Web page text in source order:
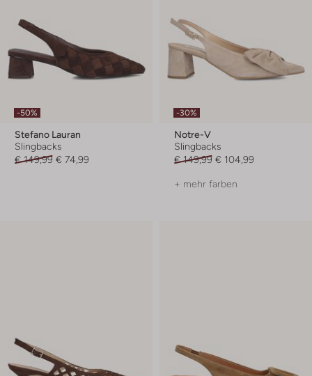
-50%
Stefano Lauran
Slingbacks
€ 149,99 € 74,99
-30%
Notre-V
Slingbacks
€ 149,99 € 104,99
+ mehr farben